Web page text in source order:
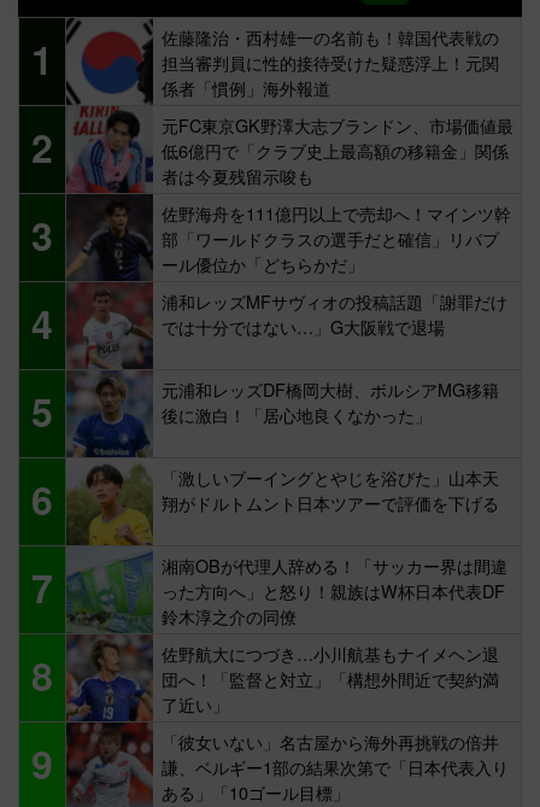
1
佐藤隆治・西村雄一の名前も！韓国代表戦の
担当審判員に性的接待受けた疑惑浮上！元関
係者「慣例」海外報道
2
元FC東京GK野澤大志ブランドン、市場価値最
低6億円で「クラブ史上最高額の移籍金」関係
者は今夏残留示唆も
3
佐野海舟を111億円以上で売却へ！マインツ幹
部「ワールドクラスの選手だと確信」リバプ
ール優位か「どちらかだ」
4
浦和レッズMFサヴィオの投稿話題「謝罪だけ
では十分ではない…」G大阪戦で退場
5
元浦和レッズDF橋岡大樹、ボルシアMG移籍
後に激白！「居心地良くなかった」
6
「激しいブーイングとやじを浴びた」山本天
翔がドルトムント日本ツアーで評価を下げる
7
湘南OBが代理人辞める！「サッカー界は間違
った方向へ」と怒り！親族はW杯日本代表DF
鈴木淳之介の同僚
8
佐野航大につづき…小川航基もナイメヘン退
団へ！「監督と対立」「構想外間近で契約満
了近い」
9
「彼女いない」名古屋から海外再挑戦の倍井
謙、ベルギー1部の結果次第で「日本代表入り
ある」「10ゴール目標」